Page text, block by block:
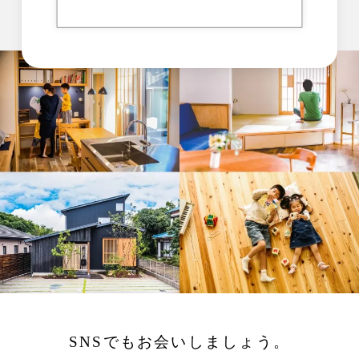
SNSでもお会いしましょう。